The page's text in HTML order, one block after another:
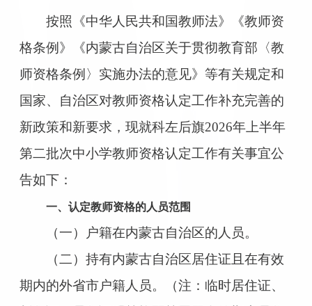
按照《中华人民共和国教师法》《教师资
格条例》《内蒙古自治区关于贯彻教育部〈教
师资格条例〉实施办法的意见》等有关规定和
国家、自治区对教师资格认定工作补充完善的
新政策和新要求，现就科左后旗2026年上半年
第二批次中小学教师资格认定工作有关事宜公
告如下：
一、认定教师资格的人员范围
（一）户籍在内蒙古自治区的人员。
（二）持有内蒙古自治区居住证且在有效
期内的外省市户籍人员。（注：临时居住证、